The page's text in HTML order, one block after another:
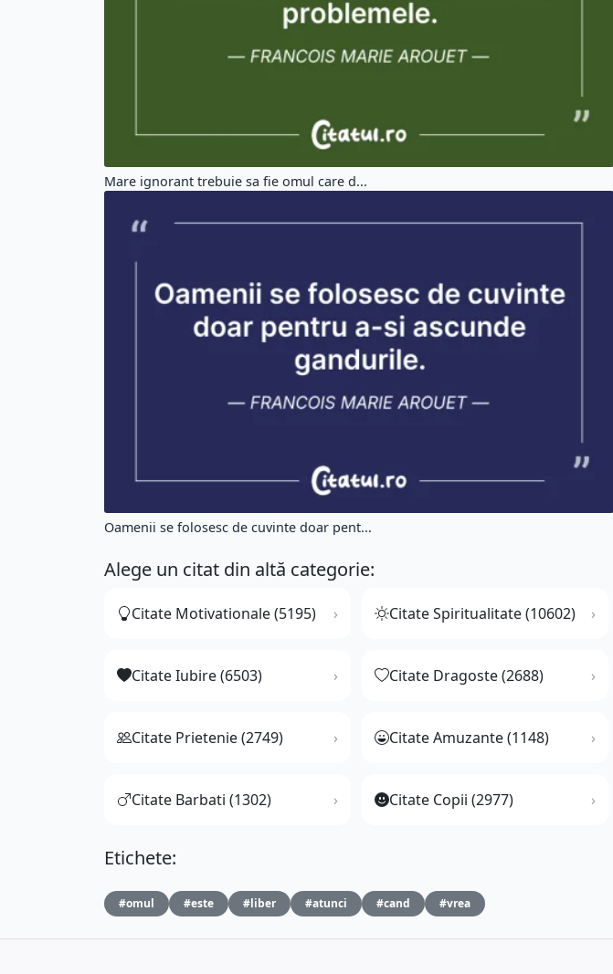
Mare ignorant trebuie sa fie omul care d...
Oamenii se folosesc de cuvinte doar pent...
Alege un citat din altă categorie:
Citate Motivationale (5195) Citate Spiritualitate (10602)
Citate Iubire (6503) Citate Dragoste (2688)
Citate Prietenie (2749) Citate Amuzante (1148)
Citate Barbati (1302) Citate Copii (2977)
Etichete:
#omul #este #liber #atunci #cand #vrea